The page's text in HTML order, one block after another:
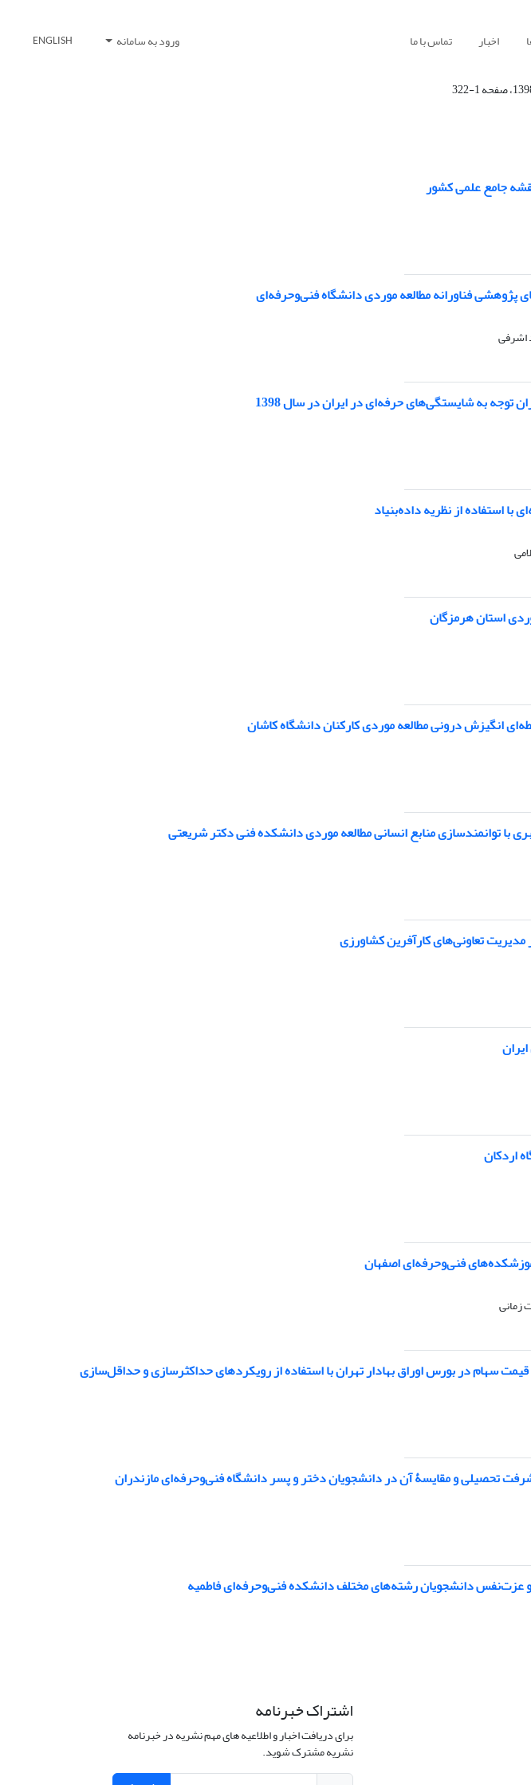
اخبار تماس با ما ورود به سامانه ENGLISH
جامع علمی کشور
پژوهشی فناورانه مطالعه موردی دانشگاه فنی‌و‌حرفه‌ای
اشرفی
به شایستگی‌های حرفه‌ای در ایران در سال 1398
استفاده از نظریه داده‌بنیاد
استان هرمزگان
انگیزش درونی مطالعه موردی کارکنان دانشگاه کاشان
تعاونی‌های کارآفرین کشاورزی
اردکان
فنی‌وحرفه‌ای اصفهان
زمانی
سهام در بورس اوراق بهادار تهران با استفاده از رویکردهای حداکثر‌سازی و حداقل‌سازی
تحصیلی و مقایسۀ آن در دانشجویان دختر و پسر دانشگاه فنی‌و‌حرفه‌ای مازندران
عزت‌نفس دانشجویان رشته‌های مختلف دانشکده فنی‌و‌حرفه‌ای فاطمیه
اشتراک خبرنامه
برای دریافت اخبار و اطلاعیه های مهم نشریه در خبرنامه
نشریه مشترک شوید.